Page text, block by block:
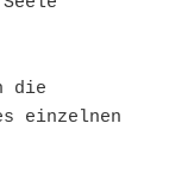
die
einzelnen